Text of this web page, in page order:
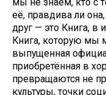
её, правдива ли
друг — это Книга, в
Книга, которую мы
выпущенная
приобретённая в
превращаются не
культуры, точки